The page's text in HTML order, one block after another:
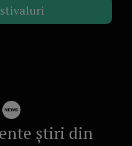
știri din